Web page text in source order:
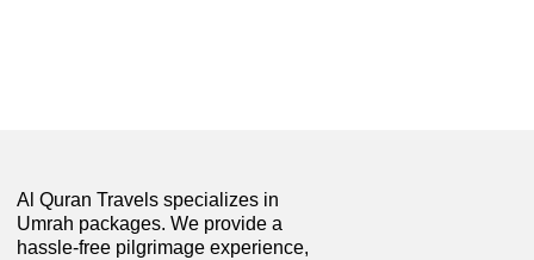
Al Quran Travels specializes in
Umrah packages. We provide a
hassle-free pilgrimage experience,